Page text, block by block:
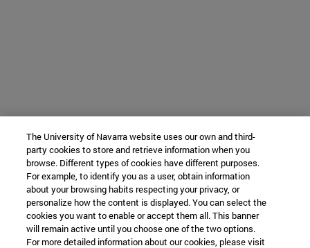
The University of Navarra website uses our own and third-
party cookies to store and retrieve information when you
browse. Different types of cookies have different purposes.
For example, to identify you as a user, obtain information
about your browsing habits respecting your privacy, or
personalize how the content is displayed. You can select the
cookies you want to enable or accept them all. This banner
will remain active until you choose one of the two options.
For more detailed information about our cookies, please visit